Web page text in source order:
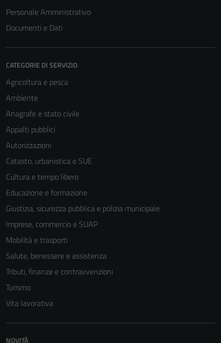
Personale Amministrativo
Documenti e Dati
CATEGORIE DI SERVIZIO
Agricoltura e pesca
Ambiente
Anagrafe e stato civile
Appalti pubblici
Autorizzazioni
Catasto, urbanistica e SUE
Cultura e tempo libero
Educazione e formazione
Giustizia, sicurezza pubblica e polizia municipale
Imprese, commercio e SUAP
Mobilità e trasporti
Salute, benessere e assistenza
Tributi, finanze e contravvenzioni
Turismo
Vita lavorativa
NOVITÀ